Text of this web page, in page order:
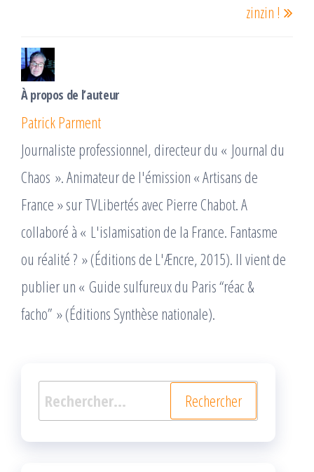
zinzin !
À propos de l’auteur
Patrick Parment
Journaliste professionnel, directeur du « Journal du
Chaos ». Animateur de l'émission « Artisans de
France » sur TVLibertés avec Pierre Chabot. A
collaboré à « L'islamisation de la France. Fantasme
ou réalité ? » (Éditions de L'Æncre, 2015). Il vient de
publier un « Guide sulfureux du Paris “réac &
facho” » (Éditions Synthèse nationale).
Rechercher :